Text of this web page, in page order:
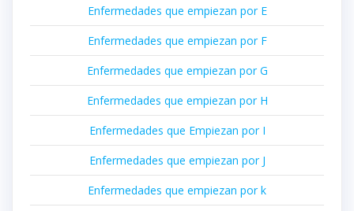
Enfermedades que empiezan por E
Enfermedades que empiezan por F
Enfermedades que empiezan por G
Enfermedades que empiezan por H
Enfermedades que Empiezan por I
Enfermedades que empiezan por J
Enfermedades que empiezan por k